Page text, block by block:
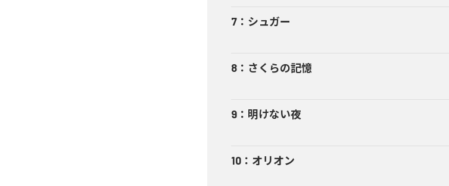
7 ： シュガー
8 ： さくらの記憶
9 ： 明けない夜
10 ： オリオン